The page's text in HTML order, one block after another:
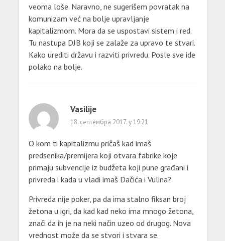
veoma loše. Naravno, ne sugerišem povratak na
komunizam već na bolje upravljanje
kapitalizmom. Mora da se uspostavi sistem i red.
Tu nastupa DJB koji se zalaže za upravo te stvari.
Kako urediti državu i razviti privredu. Posle sve ide
polako na bolje.
Vasilije
18. септембра 2017. у 19:21
O kom ti kapitalizmu pričaš kad imaš
predsenika/premijera koji otvara fabrike koje
primaju subvencije iz budžeta koji pune građani i
privreda i kada u vladi imaš Dačića i Vulina?
Privreda nije poker, pa da ima stalno fiksan broj
žetona u igri, da kad kad neko ima mnogo žetona,
znači da ih je na neki način uzeo od drugog. Nova
vrednost može da se stvori i stvara se.